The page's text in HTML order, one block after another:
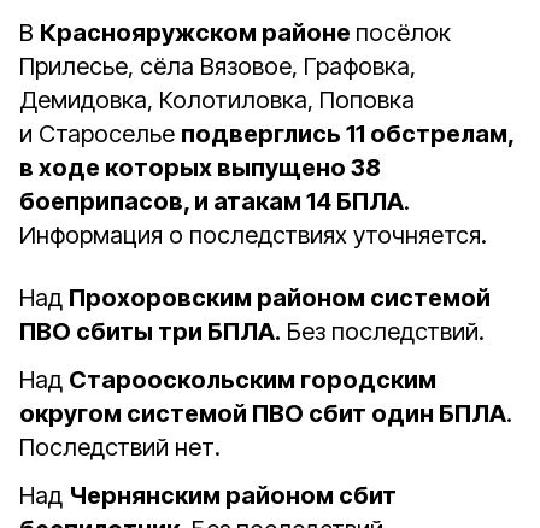
В Краснояружском районе посёлок
Прилесье, сёла Вязовое, Графовка,
Демидовка, Колотиловка, Поповка
и Староселье подверглись 11 обстрелам,
в ходе которых выпущено 38
боеприпасов, и атакам 14 БПЛА.
Информация о последствиях уточняется.
Над Прохоровским районом системой
ПВО сбиты три БПЛА. Без последствий.
Над Старооскольским городским
округом системой ПВО сбит один БПЛА.
Последствий нет.
Над Чернянским районом сбит